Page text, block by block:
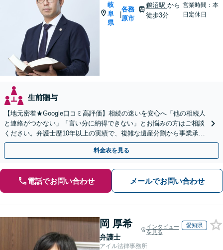
岐
阜
県
|
各務
原市
鵜沼駅 から
徒歩3分
営業時間：本
日定休日
生前贈与
【地元密着★Google口コミ高評価】相続の迷いを安心へ「他の相続人
と連絡がつかない」「言い分に納得できない」とお悩みの方はご相談
ください。弁護士歴10年以上の実績で、複雑な遺産分割から事業承継
まで幅広く対応【休日・夜間相談可｜駐車場あり】
料金表を見る
電話でお問い合わせ メールでお問い合わせ
岡 厚希
弁護士
インタビュー
を見る
愛知県
アイル法律事務所